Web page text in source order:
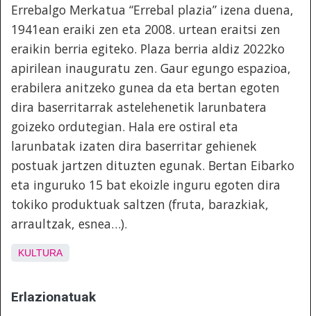
Errebalgo Merkatua “Errebal plazia” izena duena,
1941ean eraiki zen eta 2008. urtean eraitsi zen
eraikin berria egiteko. Plaza berria aldiz 2022ko
apirilean inauguratu zen. Gaur egungo espazioa,
erabilera anitzeko gunea da eta bertan egoten
dira baserritarrak astelehenetik larunbatera
goizeko ordutegian. Hala ere ostiral eta
larunbatak izaten dira baserritar gehienek
postuak jartzen dituzten egunak. Bertan Eibarko
eta inguruko 15 bat ekoizle inguru egoten dira
tokiko produktuak saltzen (fruta, barazkiak,
arraultzak, esnea…).
KULTURA
Erlazionatuak